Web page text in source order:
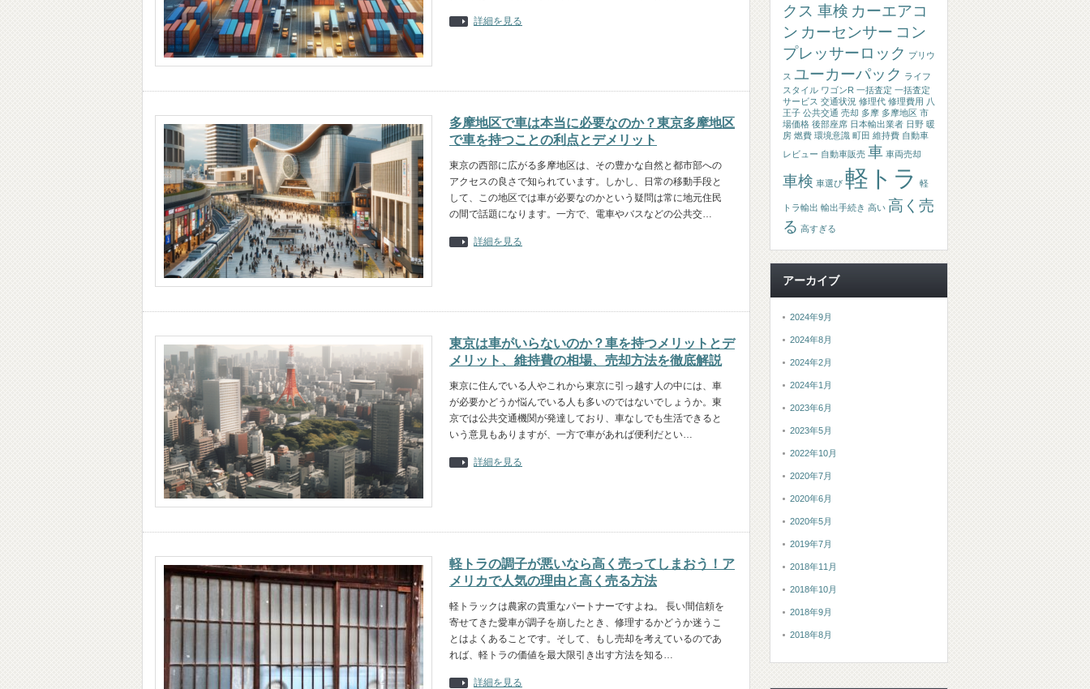
詳細を見る
多摩地区で車は本当に必要なのか？東京多摩地区
で車を持つことの利点とデメリット
東京の西部に広がる多摩地区は、その豊かな自然と都市部への
アクセスの良さで知られています。しかし、日常の移動手段と
して、この地区では車が必要なのかという疑問は常に地元住民
の間で話題になります。一方で、電車やバスなどの公共交…
詳細を見る
東京は車がいらないのか？車を持つメリットとデ
メリット、維持費の相場、売却方法を徹底解説
東京に住んでいる人やこれから東京に引っ越す人の中には、車
が必要かどうか悩んでいる人も多いのではないでしょうか。東
京では公共交通機関が発達しており、車なしでも生活できると
いう意見もありますが、一方で車があれば便利だとい…
詳細を見る
軽トラの調子が悪いなら高く売ってしまおう！ア
メリカで人気の理由と高く売る方法
軽トラックは農家の貴重なパートナーですよね。 長い間信頼を
寄せてきた愛車が調子を崩したとき、修理するかどうか迷うこ
とはよくあることです。そして、もし売却を考えているのであ
れば、軽トラの価値を最大限引き出す方法を知る…
詳細を見る
クス 車検 カーエアコ
ン カーセンサー コン
プレッサーロック プリウ
ス ユーカーパック ライフ
スタイル ワゴンR 一括査定 一括査定
サービス 交通状況 修理代 修理費用 八
王子 公共交通 売却 多摩 多摩地区 市
場価格 後部座席 日本輸出業者 日野 暖
房 燃費 環境意識 町田 維持費 自動車
レビュー 自動車販売 車 車両売却
車検 車選び 軽トラ 軽
トラ輸出 輸出手続き 高い 高く売
る 高すぎる
アーカイブ
2024年9月
2024年8月
2024年2月
2024年1月
2023年6月
2023年5月
2022年10月
2020年7月
2020年6月
2020年5月
2019年7月
2018年11月
2018年10月
2018年9月
2018年8月